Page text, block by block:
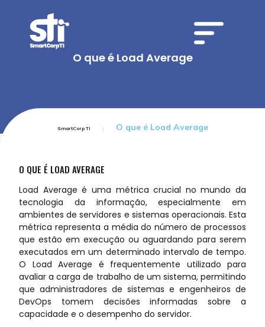
O que é Load Average
SmartCorp TI O que é Load Average
O QUE É LOAD AVERAGE
Load Average é uma métrica crucial no mundo da
tecnologia da informação, especialmente em
ambientes de servidores e sistemas operacionais. Esta
métrica representa a média do número de processos
que estão em execução ou aguardando para serem
executados em um determinado intervalo de tempo.
O Load Average é frequentemente utilizado para
avaliar a carga de trabalho de um sistema, permitindo
que administradores de sistemas e engenheiros de
DevOps tomem decisões informadas sobre a
capacidade e o desempenho do servidor.